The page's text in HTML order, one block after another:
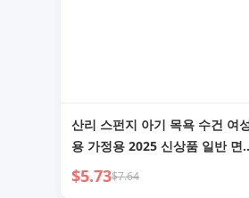
산리 스펀지 아기 목욕 수건 여
용 가정용 2025 신상품 일반 면
순면 흡수성 속건 성인 물기 몸
감싸는 수건
$5.73$7.64